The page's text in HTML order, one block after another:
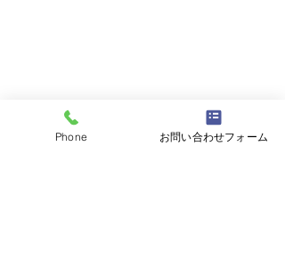
Phone お問い合わせフォーム